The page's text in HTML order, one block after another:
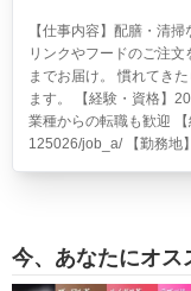
【仕事内容】配膳・清
リンクやフードのご注
までお届け。 慣れてき
ます。 【経験・資格】
業種からの転職も歓迎
125026/job_a/ 【勤務地
今、あなたにオス